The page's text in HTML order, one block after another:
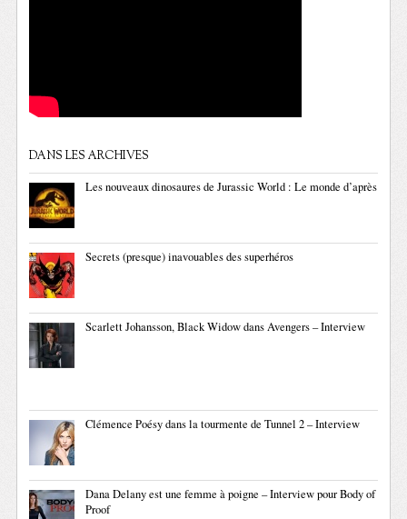
DANS LES ARCHIVES
Les nouveaux dinosaures de Jurassic World : Le monde d’après
Secrets (presque) inavouables des superhéros
Scarlett Johansson, Black Widow dans Avengers – Interview
Clémence Poésy dans la tourmente de Tunnel 2 – Interview
Dana Delany est une femme à poigne – Interview pour Body of
Proof